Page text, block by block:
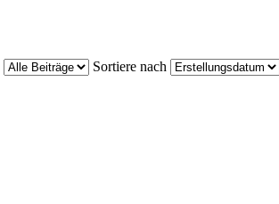
Sortiere nach